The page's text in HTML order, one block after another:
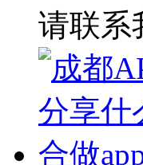
请联系